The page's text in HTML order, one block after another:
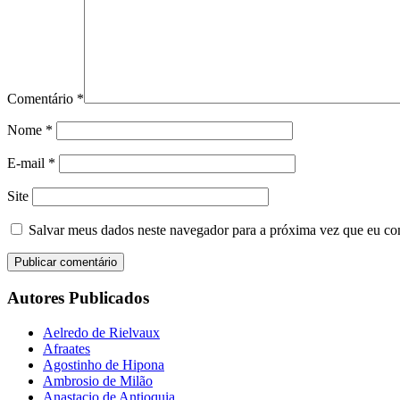
Comentário *
Nome *
E-mail *
Site
Salvar meus dados neste navegador para a próxima vez que eu
Autores Publicados
Aelredo de Rielvaux
Afraates
Agostinho de Hipona
Ambrosio de Milão
Anastacio de Antioquia